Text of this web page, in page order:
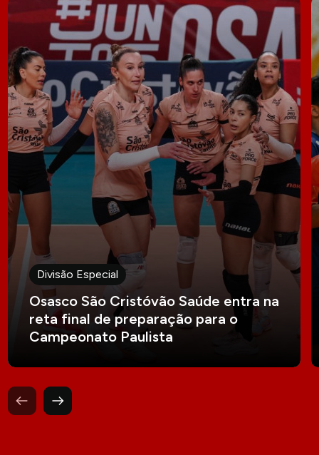
Divisão Especial
Osasco São Cristóvão Saúde entra na
reta final de preparação para o
Campeonato Paulista